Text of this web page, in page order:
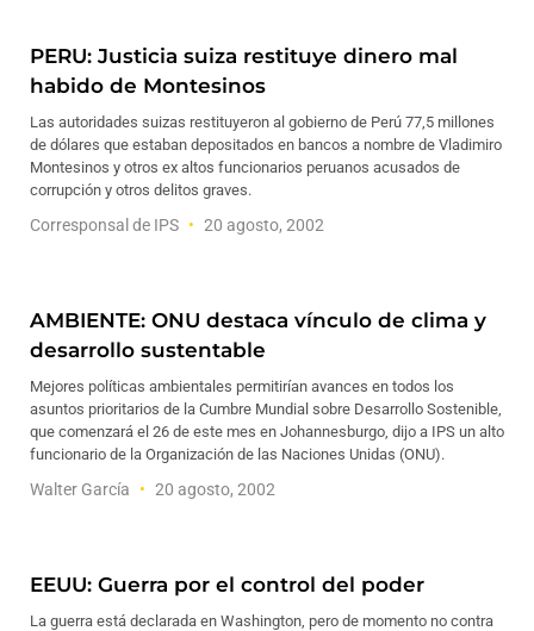
PERU: Justicia suiza restituye dinero mal
habido de Montesinos
Las autoridades suizas restituyeron al gobierno de Perú 77,5 millones
de dólares que estaban depositados en bancos a nombre de Vladimiro
Montesinos y otros ex altos funcionarios peruanos acusados de
corrupción y otros delitos graves.
Corresponsal de IPS 20 agosto, 2002
AMBIENTE: ONU destaca vínculo de clima y
desarrollo sustentable
Mejores políticas ambientales permitirían avances en todos los
asuntos prioritarios de la Cumbre Mundial sobre Desarrollo Sostenible,
que comenzará el 26 de este mes en Johannesburgo, dijo a IPS un alto
funcionario de la Organización de las Naciones Unidas (ONU).
Walter García 20 agosto, 2002
EEUU: Guerra por el control del poder
La guerra está declarada en Washington, pero de momento no contra